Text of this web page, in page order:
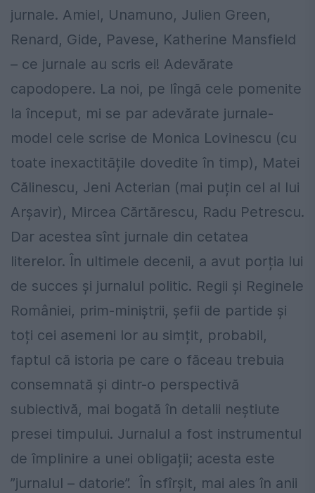
jurnale. Amiel, Unamuno, Julien Green,
Renard, Gide, Pavese, Katherine Mansfield
– ce jurnale au scris ei! Adevărate
capodopere. La noi, pe lîngă cele pomenite
la început, mi se par adevărate jurnale-
model cele scrise de Monica Lovinescu (cu
toate inexactitățile dovedite în timp), Matei
Călinescu, Jeni Acterian (mai puțin cel al lui
Arșavir), Mircea Cărtărescu, Radu Petrescu.
Dar acestea sînt jurnale din cetatea
literelor. În ultimele decenii, a avut porția lui
de succes și jurnalul politic. Regii și Reginele
României, prim-miniștrii, șefii de partide și
toți cei asemeni lor au simțit, probabil,
faptul că istoria pe care o făceau trebuia
consemnată și dintr-o perspectivă
subiectivă, mai bogată în detalii neștiute
presei timpului. Jurnalul a fost instrumentul
de împlinire a unei obligații; acesta este
”jurnalul – datorie”. În sfîrșit, mai ales în anii